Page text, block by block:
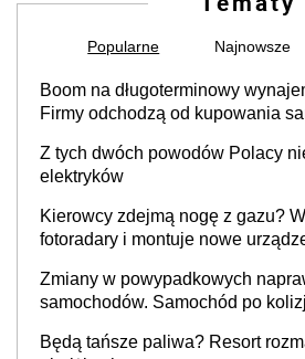
Popularne Najnowsze
Boom na długoterminowy
Firmy odchodzą od kupowania
Z tych dwóch powodów Polacy
elektryków
Kierowcy zdejmą nogę z gazu?
fotoradary i montuje nowe
Zmiany w powypadkowych
samochodów. Samochód po
producenta
Będą tańsze paliwa? Resort